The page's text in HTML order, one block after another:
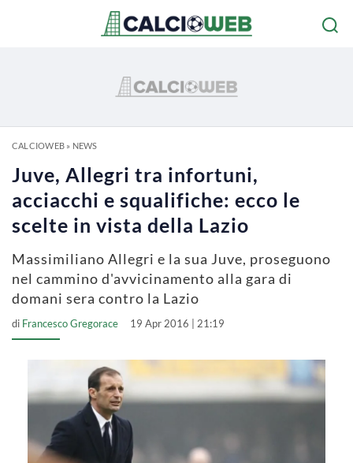
CALCIOWEB» NEWS
Juve, Allegri tra infortuni,
acciacchi e squalifiche: ecco le
scelte in vista della Lazio
Massimiliano Allegri e la sua Juve, proseguono
nel cammino d'avvicinamento alla gara di
domani sera contro la Lazio
di Francesco Gregorace 19 Apr 2016 | 21:19